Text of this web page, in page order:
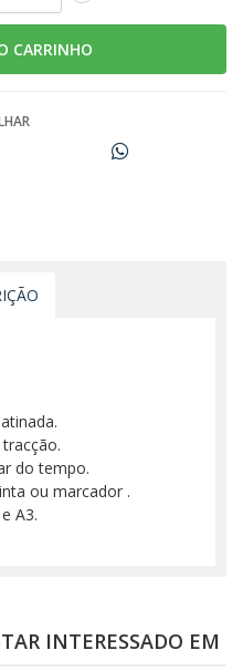
do tempo.
ou marcador .
A3.
INTERESSADO EM